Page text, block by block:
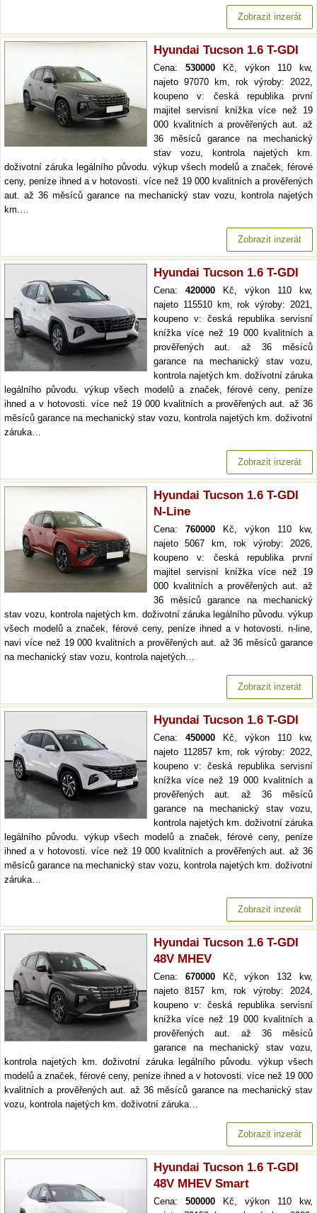
Zobrazit inzerát
Hyundai Tucson 1.6 T-GDI
Cena: 530000 Kč, výkon 110 kw,
najeto 97070 km, rok výroby: 2022,
koupeno v: česká republika první
majitel servisní knížka více než 19
000 kvalitních a prověřených aut. až
36 měsíců garance na mechanický
stav vozu, kontrola najetých km.
doživotní záruka legálního původu. výkup všech modelů a značek, férové
ceny, peníze ihned a v hotovosti. více než 19 000 kvalitních a prověřených
aut. až 36 měsíců garance na mechanický stav vozu, kontrola najetých
km.…
Zobrazit inzerát
Hyundai Tucson 1.6 T-GDI
Cena: 420000 Kč, výkon 110 kw,
najeto 115510 km, rok výroby: 2021,
koupeno v: česká republika servisní
knížka více než 19 000 kvalitních a
prověřených aut. až 36 měsíců
garance na mechanický stav vozu,
kontrola najetých km. doživotní záruka
legálního původu. výkup všech modelů a značek, férové ceny, peníze
ihned a v hotovosti. více než 19 000 kvalitních a prověřených aut. až 36
měsíců garance na mechanický stav vozu, kontrola najetých km. doživotní
záruka…
Zobrazit inzerát
Hyundai Tucson 1.6 T-GDI
N-Line
Cena: 760000 Kč, výkon 110 kw,
najeto 5067 km, rok výroby: 2026,
koupeno v: česká republika první
majitel servisní knížka více než 19
000 kvalitních a prověřených aut. až
36 měsíců garance na mechanický
stav vozu, kontrola najetých km. doživotní záruka legálního původu. výkup
všech modelů a značek, férové ceny, peníze ihned a v hotovosti. n-line,
navi více než 19 000 kvalitních a prověřených aut. až 36 měsíců garance
na mechanický stav vozu, kontrola najetých…
Zobrazit inzerát
Hyundai Tucson 1.6 T-GDI
Cena: 450000 Kč, výkon 110 kw,
najeto 112857 km, rok výroby: 2022,
koupeno v: česká republika servisní
knížka více než 19 000 kvalitních a
prověřených aut. až 36 měsíců
garance na mechanický stav vozu,
kontrola najetých km. doživotní záruka
legálního původu. výkup všech modelů a značek, férové ceny, peníze
ihned a v hotovosti. více než 19 000 kvalitních a prověřených aut. až 36
měsíců garance na mechanický stav vozu, kontrola najetých km. doživotní
záruka…
Zobrazit inzerát
Hyundai Tucson 1.6 T-GDI
48V MHEV
Cena: 670000Kč, výkon 132 kw,
najeto 8157 km, rok výroby: 2024,
koupeno v: česká republika servisní
knížka více než 19 000 kvalitních a
prověřených aut. až 36 měsíců
garance na mechanický stav vozu,
kontrola najetých km. doživotní záruka legálního původu. výkup všech
modelů a značek, férové ceny, peníze ihned a v hotovosti. více než 19 000
kvalitních a prověřených aut. až 36 měsíců garance na mechanický stav
vozu, kontrola najetých km. doživotní záruka…
Zobrazit inzerát
Hyundai Tucson 1.6 T-GDI
48V MHEV Smart
Cena: 500000 Kč, výkon 110 kw,